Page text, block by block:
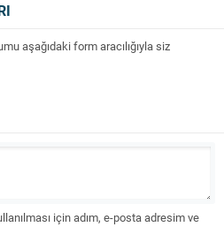
aşağıdaki form aracılığıyla siz
için adım, e-posta adresim ve